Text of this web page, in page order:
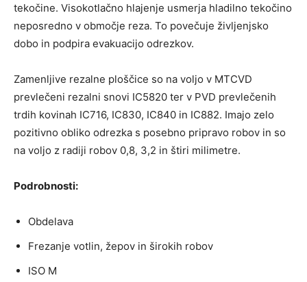
tekočine. Visokotlačno hlajenje usmerja hladilno tekočino
neposredno v območje reza. To povečuje življenjsko
dobo in podpira evakuacijo odrezkov.
Zamenljive rezalne ploščice so na voljo v MTCVD
prevlečeni rezalni snovi IC5820 ter v PVD prevlečenih
trdih kovinah IC716, IC830, IC840 in IC882. Imajo zelo
pozitivno obliko odrezka s posebno pripravo robov in so
na voljo z radiji robov 0,8, 3,2 in štiri milimetre.
Podrobnosti:
Obdelava
Frezanje votlin, žepov in širokih robov
ISO M